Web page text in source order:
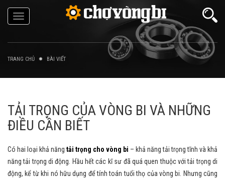
Toggle
navigation
TRANG CHỦ BÀI VIẾT
TẢI TRỌNG CỦA VÒNG BI VÀ NHỮNG
ĐIỀU CẦN BIẾT
Có hai loại khả năng tải trọng cho vòng bi – khả năng tải trọng tĩnh và khả
năng tải trọng di động. Hầu hết các kĩ sư đã quá quen thuộc với tải trọng di
động, kể từ khi nó hữu dụng để tính toán tuổi thọ của vòng bi. Nhưng cũng